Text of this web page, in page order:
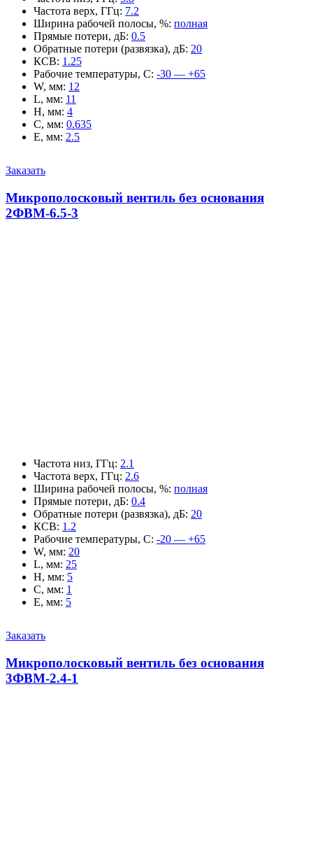
Частота верх, ГГц: 7.2
Ширина рабочей полосы, %: полная
Прямые потери, дБ: 0.5
Обратные потери (развязка), дБ: 20
КСВ: 1.25
Рабочие температуры, С: -30 — +65
W, мм: 12
L, мм: 11
H, мм: 4
C, мм: 0.635
E, мм: 2.5
Заказать
Микрополосковый вентиль без основания
2ФВМ-6.5-3
Частота низ, ГГц: 2.1
Частота верх, ГГц: 2.6
Ширина рабочей полосы, %: полная
Прямые потери, дБ: 0.4
Обратные потери (развязка), дБ: 20
КСВ: 1.2
Рабочие температуры, С: -20 — +65
W, мм: 20
L, мм: 25
H, мм: 5
C, мм: 1
E, мм: 5
Заказать
Микрополосковый вентиль без основания
3ФВМ-2.4-1